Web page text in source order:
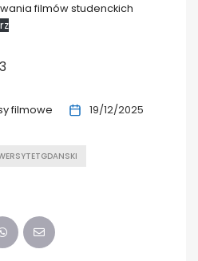
filmów studenckich
filmowe 19/12/2025